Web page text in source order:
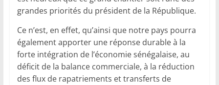
grandes priorités du président de la République.
Ce n’est, en effet, qu’ainsi que notre pays pourra
également apporter une réponse durable à la
forte intégration de l’économie sénégalaise, au
déficit de la balance commerciale, à la réduction
des flux de rapatriements et transferts de